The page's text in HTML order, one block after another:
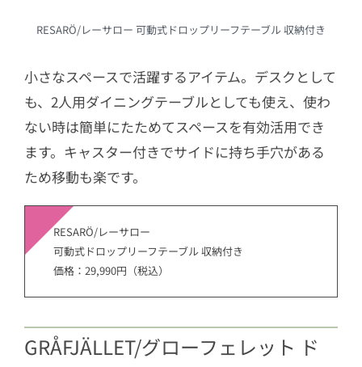
RESARÖ/レーサロー 可動式ドロップリーフテーブル 収納付き
小さなスペースで活躍するアイテム。デスクとして
も、2人用ダイニングテーブルとしても使え、使わ
ない時は簡単にたためてスペースを有効活用でき
ます。キャスター付きでサイドに持ち手穴がある
ため移動も楽です。
RESARÖ/レーサロー
可動式ドロップリーフテーブル 収納付き
価格：29,990円（税込）
GRÅFJÄLLET/グローフェレット ド